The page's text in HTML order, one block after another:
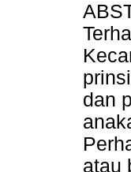
dan
atau